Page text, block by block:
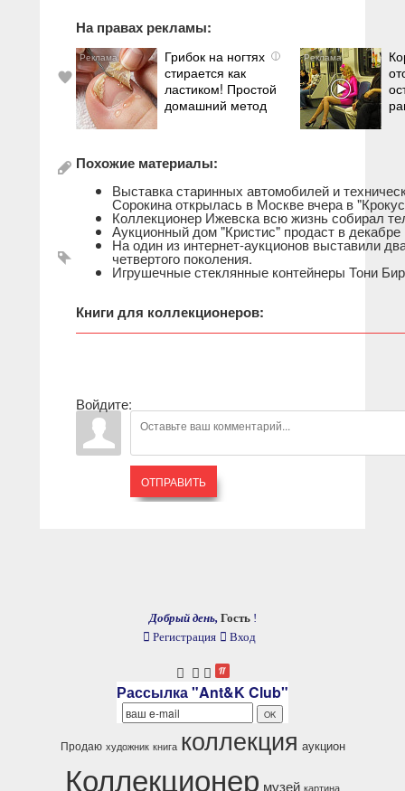
На правах рекламы:
i
Грибок на ногтях
стирается как
ластиком! Простой
домашний метод
Похожие материалы:
Выставка старинных автомобилей и
Сорокина открылась в Москве вчера в
Коллекционер Ижевска всю жизнь собирал
Аукционный дом "Кристис" продаст в
На один из интернет-аукционов выставили
четвертого поколения.
Игрушечные стеклянные контейнеры Тони
Книги для коллекционеров:
Войдите:
ОТПРАВИТЬ
Добрый день, Гость !
Регистрация
Вход
Рассылка "Ant&K Club"
Продаю художник книга коллекция аукцион
Коллекционер музей картина